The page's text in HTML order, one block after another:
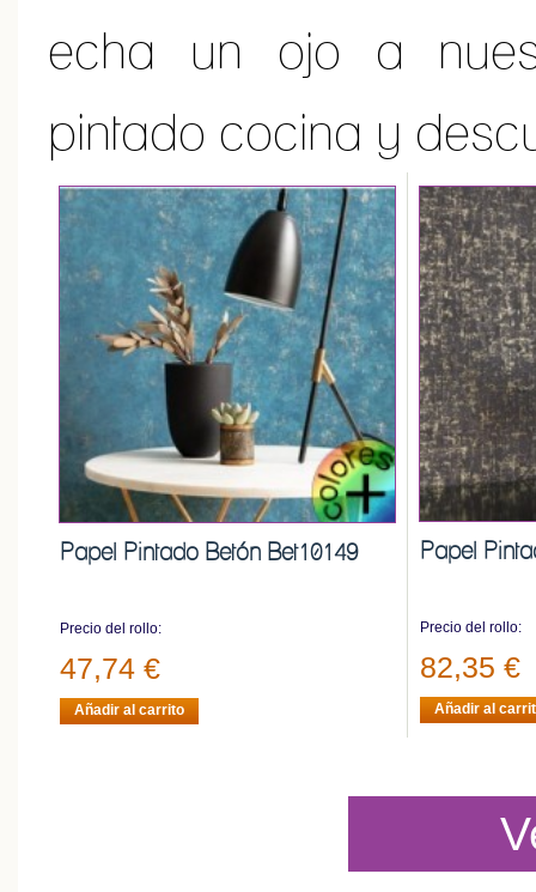
echa un ojo a
pintado cocina y
Papel Pintado Betón Bet10149
Precio del rollo:
47,74 €
Añadir al carrito
Papel
Precio del rollo:
82,35 €
Añadir al